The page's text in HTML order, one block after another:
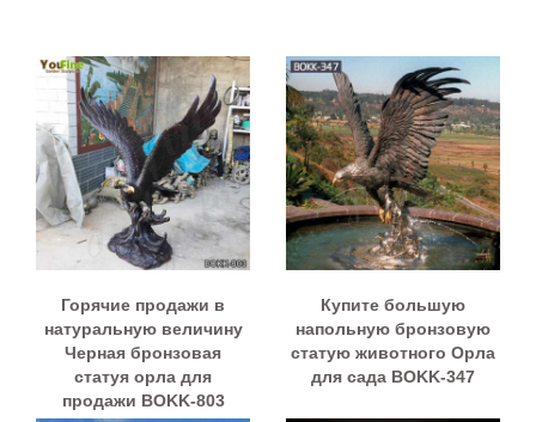
Горячие продажи в
натуральную величину
Черная бронзовая
статуя орла для
продажи BOKK-803
Купите большую
напольную бронзовую
статую животного Орла
для сада BOKK-347